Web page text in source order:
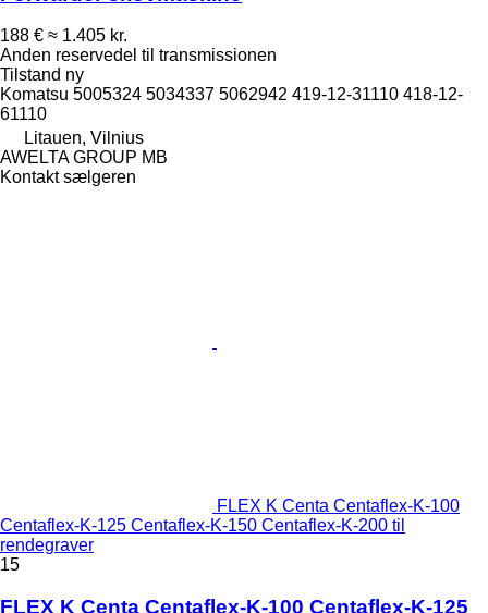
188 € ≈ 1.405 kr.
Anden reservedel til transmissionen
Tilstand ny
Komatsu 5005324 5034337 5062942 419-12-31110 418-12-
61110
Litauen, Vilnius
AWELTA GROUP MB
Kontakt sælgeren
FLEX K Centa Centaflex-K-100
Centaflex-K-125 Centaflex-K-150 Centaflex-K-200 til
rendegraver
15
FLEX K Centa Centaflex-K-100 Centaflex-K-125